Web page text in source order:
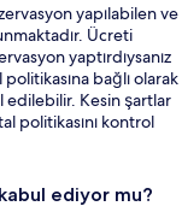
yapılabilen ve
Ücreti
yaptırdıysanız
bağlı olarak
Kesin şartlar
politikasını kontrol
ediyor mu?